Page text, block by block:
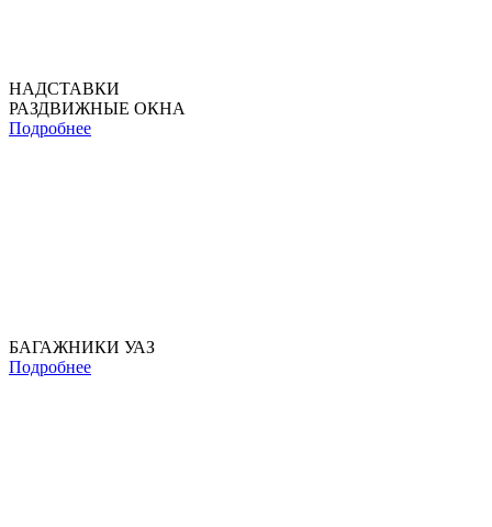
НАДСТАВКИ
РАЗДВИЖНЫЕ ОКНА
Подробнее
БАГАЖНИКИ УАЗ
Подробнее